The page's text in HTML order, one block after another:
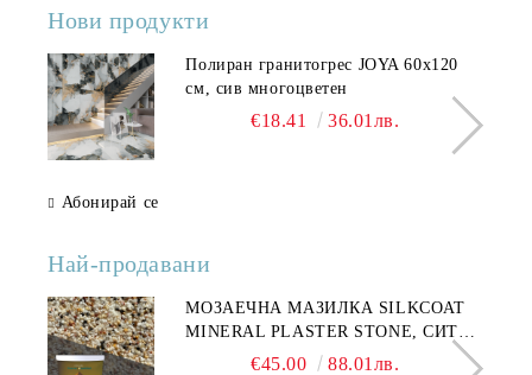
Нови продукти
Полиран гранитогрес JOYA 60x120
см, сив многоцветен
€18.41 36.01лв.
Абонирай се
Най-продавани
МОЗАЕЧНА МАЗИЛКА SILKCOAT
MINERAL PLASTER STONE, СИТЕН
КАМЪК 406 25КГ
€45.00 88.01лв.